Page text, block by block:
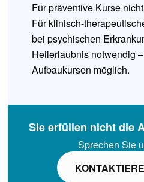
Für präventive Kurse
Für klinisch-
bei psychischen
Heilerlaubnis notwendig
Aufbaukursen möglich.
Sie erfüllen nicht die
Sprechen Sie